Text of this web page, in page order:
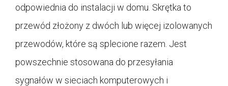
odpowiednia do instalacji w domu. Skrętka to
przewód złożony z dwóch lub więcej izolowanych
przewodów, które są splecione razem. Jest
powszechnie stosowana do przesyłania
sygnałów w sieciach komputerowych i